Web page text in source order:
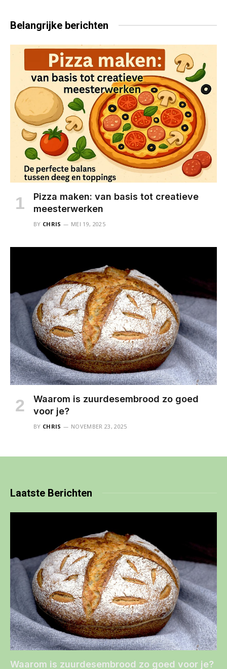
Belangrijke berichten
Pizza maken: van basis tot creatieve
meesterwerken
BY CHRIS MEI 19, 2025
Waarom is zuurdesembrood zo goed
voor je?
BY CHRIS NOVEMBER 23, 2025
Laatste Berichten
Waarom is zuurdesembrood zo goed voor je?